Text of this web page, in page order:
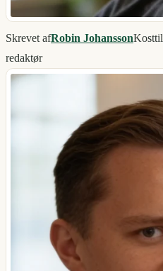
Skrevet afRobin Johansson
redaktør